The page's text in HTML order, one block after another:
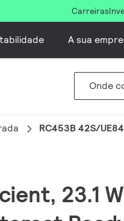
Carreiras
A sua
Onde
RC453B 42S/
23.1